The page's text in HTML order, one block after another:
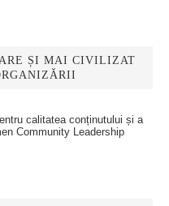
ȘI MAI CIVILIZAT